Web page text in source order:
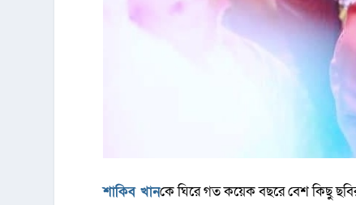
শাকিব খানকে ঘিরে গত কয়েক বছরে বেশ কিছু